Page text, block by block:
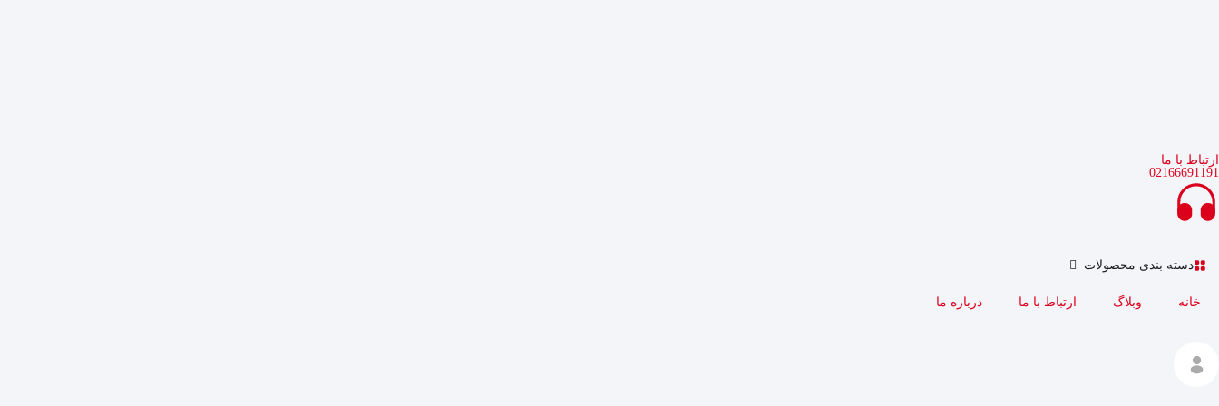
ارتباط با ما
02166691191
دسته بندی محصولات
خانه وبلاگ ارتباط با ما درباره ما